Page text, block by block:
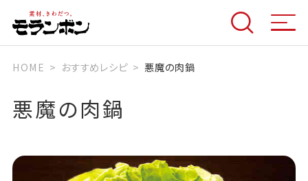
HOME おすすめレシピ 悪魔の肉鍋
悪魔の肉鍋